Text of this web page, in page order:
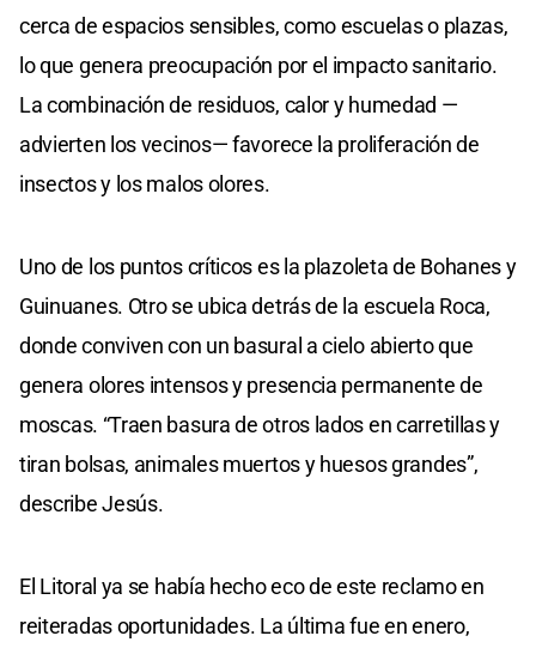
cerca de espacios sensibles, como escuelas o plazas,
lo que genera preocupación por el impacto sanitario.
La combinación de residuos, calor y humedad —
advierten los vecinos— favorece la proliferación de
insectos y los malos olores.
Uno de los puntos críticos es la plazoleta de Bohanes y
Guinuanes. Otro se ubica detrás de la escuela Roca,
donde conviven con un basural a cielo abierto que
genera olores intensos y presencia permanente de
moscas. “Traen basura de otros lados en carretillas y
tiran bolsas, animales muertos y huesos grandes”,
describe Jesús.
El Litoral ya se había hecho eco de este reclamo en
reiteradas oportunidades. La última fue en enero,